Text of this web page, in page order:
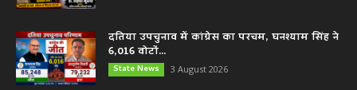
दतिया उपचुनाव में कांग्रेस का परचम, घनश्याम सिंह ने
6,016 वोटों...
State News 3 August 2026